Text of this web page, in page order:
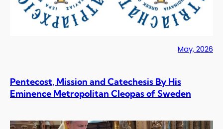
May, 2026
Pentecost, Mission and Catechesis By His
Eminence Metropolitan Cleopas of Sweden